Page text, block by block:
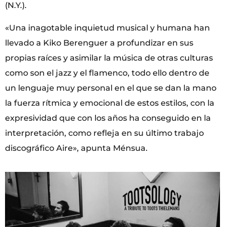
(N.Y.).
«Una inagotable inquietud musical y humana han
llevado a Kiko Berenguer a profundizar en sus
propias raíces y asimilar la música de otras culturas
como son el jazz y el flamenco, todo ello dentro de
un lenguaje muy personal en el que se dan la mano
la fuerza rítmica y emocional de estos estilos, con la
expresividad que con los años ha conseguido en la
interpretación, como refleja en su último trabajo
discográfico Aire», apunta Ménsua.